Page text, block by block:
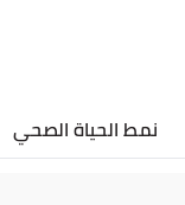
نمط الحياة الصحي